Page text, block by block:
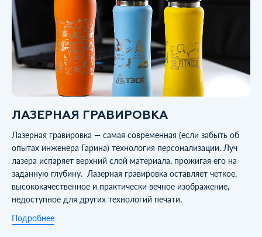
ЛАЗЕРНАЯ ГРАВИРОВКА
Лазерная гравировка — самая современная (если забыть об
опытах инженера Гарина) технология персонализации. Луч
лазера испаряет верхний слой материала, прожигая его на
заданную глубину. Лазерная гравировка оставляет четкое,
высококачественное и практически вечное изображение,
недоступное для других технологий печати.
Подробнее